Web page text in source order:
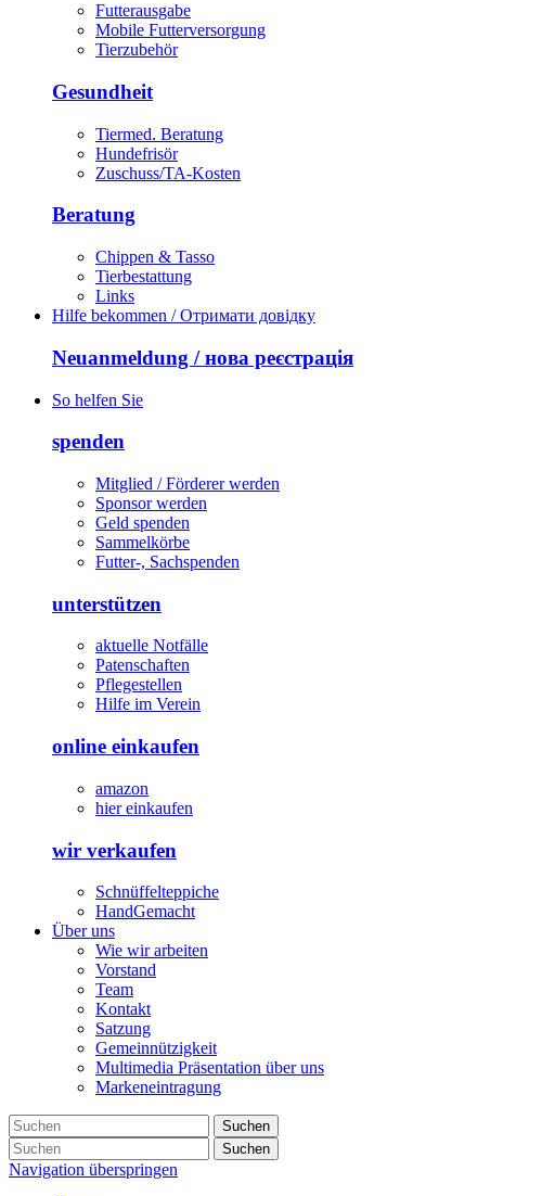
Futterausgabe
Mobile Futterversorgung
Tierzubehör
Gesundheit
Tiermed. Beratung
Hundefrisör
Zuschuss/TA-Kosten
Beratung
Chippen & Tasso
Tierbestattung
Links
Hilfe bekommen / Отримати довідку
Neuanmeldung / нова реєстрація
So helfen Sie
spenden
Mitglied / Förderer werden
Sponsor werden
Geld spenden
Sammelkörbe
Futter-, Sachspenden
unterstützen
aktuelle Notfälle
Patenschaften
Pflegestellen
Hilfe im Verein
online einkaufen
amazon
hier einkaufen
wir verkaufen
Schnüffelteppiche
HandGemacht
Über uns
Wie wir arbeiten
Vorstand
Team
Kontakt
Satzung
Gemeinnützigkeit
Multimedia Präsentation über uns
Markeneintragung
Suchen
Suchen
Navigation überspringen